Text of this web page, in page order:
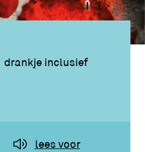
drankje inclusief
lees voor